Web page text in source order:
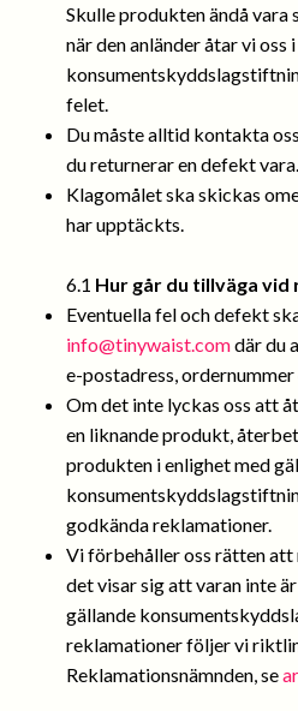
Skulle produkten ändå
när den anländer åtar vi oss
felet.
Du måste alltid kontakta
du returnerar en defekt vara.
Klagomålet ska skickas
har upptäckts.
6.1 Hur går du tillväga vid
Eventuella fel och defekt
info@tinywaist.comdär du
e-postadress,
Om det inte lyckas oss att
en liknande produkt,
produkten i enlighet med
godkända reklamationer.
Vi förbehåller oss rätten att
det visar sig att varan inte
gällande
reklamationer följer vi
Reklamationsnämnden, se